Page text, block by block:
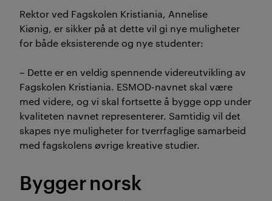
Rektorved Fagskolen Kristiania, Annelise
Kiønig, er sikker på at dette vil gi nye muligheter
for både eksisterende og nye studenter:
– Dette er en veldig spennende videreutvikling av
Fagskolen Kristiania. ESMOD-navnet skal være
med videre, og vi skal fortsette å bygge opp under
kvaliteten navnet representerer. Samtidig vil det
skapes nye muligheter for tverrfaglige samarbeid
med fagskolens øvrige kreative studier.
Bygger norsk